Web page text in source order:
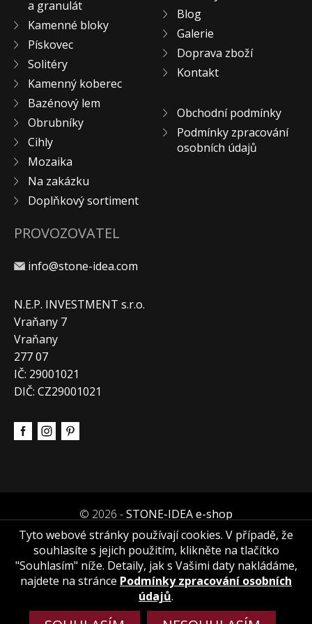
a granulát
Kamenné bloky
Pískovec
Solitéry
Kamenný koberec
Bazénový lem
Obrubníky
Cihly
Mozaika
Na zakázku
Doplňkový sortiment
Blog
Galerie
Doprava zboží
Kontakt
Obchodní podmínky
Podmínky zpracování
osobních údajů
PROVOZOVATEL
info@stone-idea.com
N.E.P. INVESTMENT s.r.o.
Vraňany 7
Vraňany
277 07
IČ: 29001021
DIČ: CZ29001021
© 2026 -STONE-IDEA e-shop
Tyto webové stránky používají cookies. V případě, že
souhlasíte s jejich použitím, klikněte na tlačítko
"Souhlasím" níže. Detaily, jak s Vašimi daty nakládáme,
najdete na stránce Podmínky zpracování osobních
údajů.